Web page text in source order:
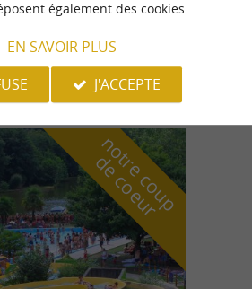
OBA'O
n
o
t
r
e
c
o
u
p
d
e
c
o
e
u
r
également des cookies.
EN SAVOIR PLUS
J'ACCEPTE